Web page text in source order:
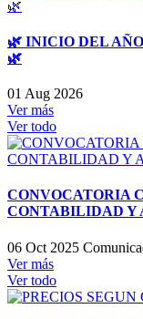
🌿 INICIO DEL
🌿
01 Aug 2026
Ver más
Ver todo
CONVOCATORIA
CONTABILIDAD Y
06 Oct 2025
Ver más
Ver todo